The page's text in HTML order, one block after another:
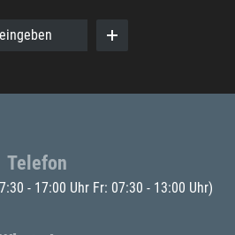
Telefon
- 17:00 Uhr Fr: 07:30 - 13:00 Uhr)